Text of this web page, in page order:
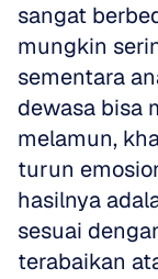
sangat
mungkin
sementara
dewasa bisa
melamun,
turun
hasilnya
sesuai
terabaikan